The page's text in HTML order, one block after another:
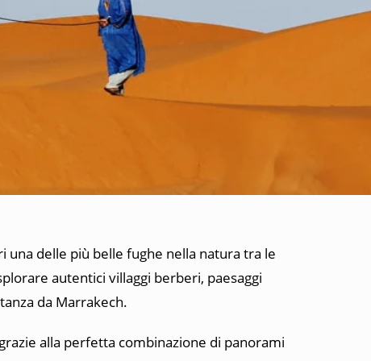
una delle più belle fughe nella natura tra le
autentici villaggi berberi, paesaggi
da Marrakech.
alla perfetta combinazione di panorami